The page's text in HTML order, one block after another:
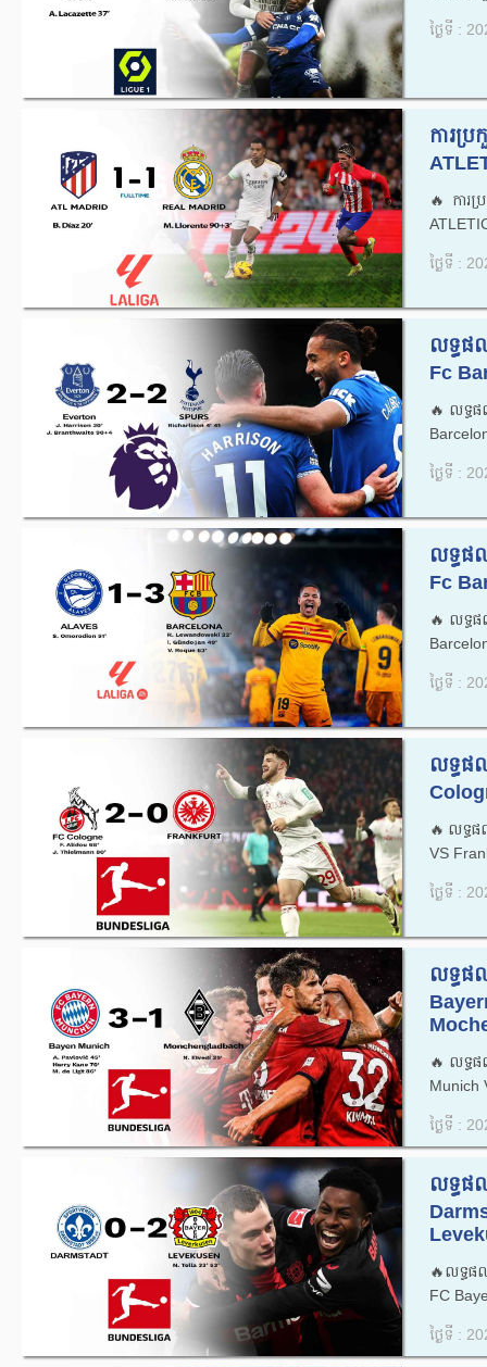
ថ្ងៃទី :
ការប្
🔥ការ
ថ្ងៃទី :
លទ្ធផ
Fc
🔥លទ្ធ
ថ្ងៃទី :
លទ្ធផ
Fc
🔥លទ្ធ
ថ្ងៃទី :
លទ្ធផ
🔥លទ្ធ
VS
ថ្ងៃទី :
លទ្ធផ
🔥លទ្ធ
Munich
ថ្ងៃទី :
លទ្ធផ
🔥លទ្ធផ
FC
ថ្ងៃទី :